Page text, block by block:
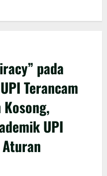
pada
Terancam
Kosong,
UPI